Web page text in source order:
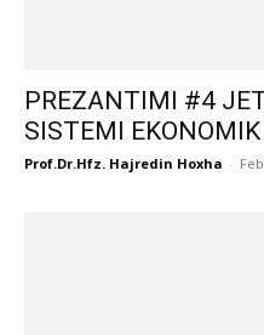
PREZANTIMI #4
SISTEMI
Prof.Dr.Hfz. Hajredin Hoxha -